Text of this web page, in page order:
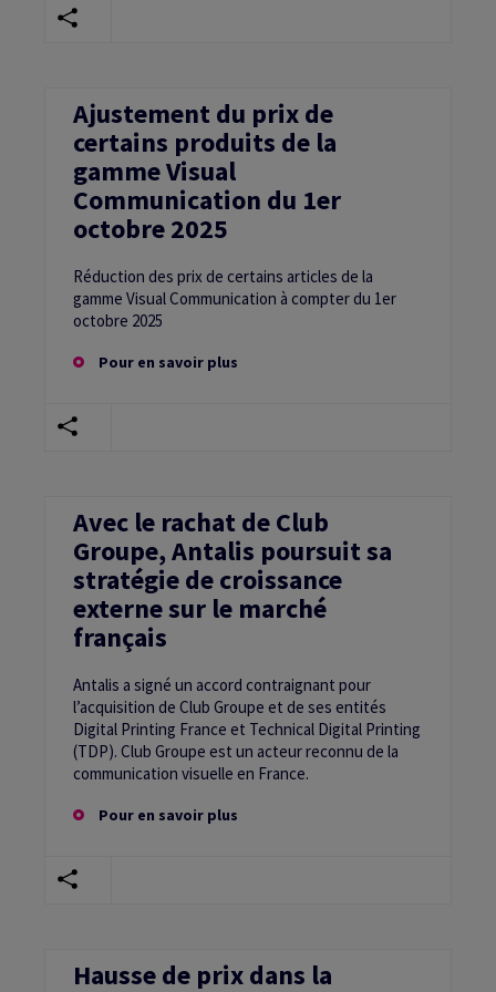
Ajustement du prix de
certains produits de la
gamme Visual
Communication du 1er
octobre 2025
Réduction des prix de certains articles de la
gamme Visual Communication à compter du 1er
octobre 2025
Pour en savoir plus
Avec le rachat de Club
Groupe, Antalis poursuit sa
stratégie de croissance
externe sur le marché
français
Antalis a signé un accord contraignant pour
l’acquisition de Club Groupe et de ses entités
Digital Printing France et Technical Digital Printing
(TDP). Club Groupe est un acteur reconnu de la
communication visuelle en France.
Pour en savoir plus
Hausse de prix dans la